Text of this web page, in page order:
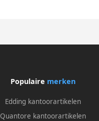
Populaire merken
Edding kantoorartikelen
Quantore kantoorartikelen